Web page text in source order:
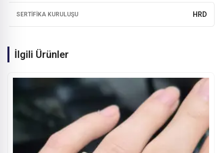
SERTIFIKA KURULUŞU HRD
İlgili Ürünler